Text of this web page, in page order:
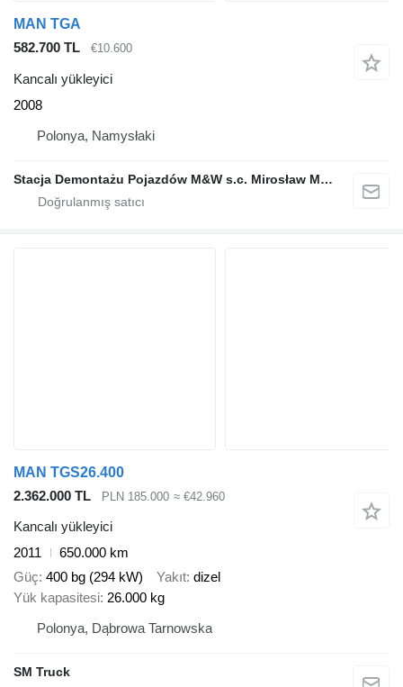
MAN TGA
582.700 TL
€10.600
Kancalı yükleyici
2008
Polonya, Namysłaki
Stacja Demontażu Pojazdów M&W s.c. Mirosław Mączka Wanda Mączka
MAN TGS26.400
2.362.000 TL
PLN 185.000 ≈ €42.960
Kancalı yükleyici
2011
650.000 km
Güç 400 bg (294 kW) Yakıt dizel
Yük kapasitesi 26.000 kg
Polonya, Dąbrowa Tarnowska
SM Truck